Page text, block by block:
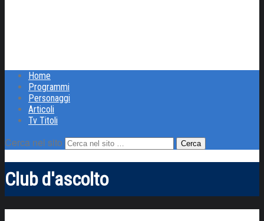
Home
Programmi
Personaggi
Articoli
Tv Titoli
Cerca nel sito
Club d'ascolto